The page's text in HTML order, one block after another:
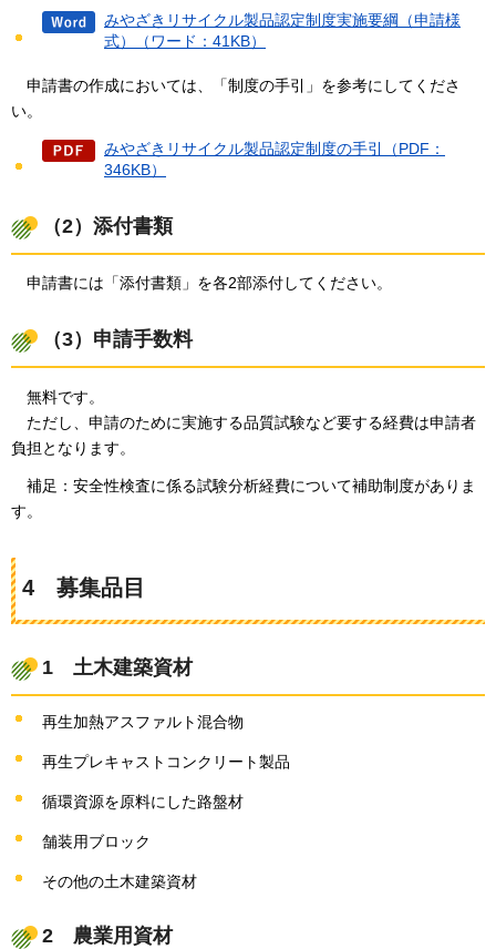
みやざきリサイクル製品認定制度実施要綱（申請様
式）（ワード：41KB）
申請書の作成においては、「制度の手引」を参考にしてくださ
い。
みやざきリサイクル製品認定制度の手引（PDF：
346KB）
（2）添付書類
申請書には 「添付書類」を各2部添付してください。
（3）申請手数料
無料です。
ただし、 申請のために実施する品質試験など要する経費は申請者
負担となります。
補足：安全性検査に係る試験分析経費について補助制度がありま
す。
4 募集品目
1 土木建築資材
再生加熱アスファルト混合物
再生プレキャストコンクリート製品
循環資源を原料にした路盤材
舗装用ブロック
その他の土木建築資材
2 農業用 資材